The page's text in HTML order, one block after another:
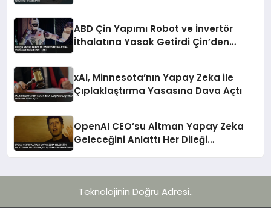
ABD Çin Yapımı Robot ve İnvertör
İthalatına Yasak Getirdi Çin’den
xAI, Minnesota’nın Yapay Zeka ile
Çıplaklaştırma Yasasına Dava Açtı
OpenAI CEO’su Altman Yapay Zeka
Geleceğini Anlattı Her Dileği
Teknolojinin Doğru Adresi..